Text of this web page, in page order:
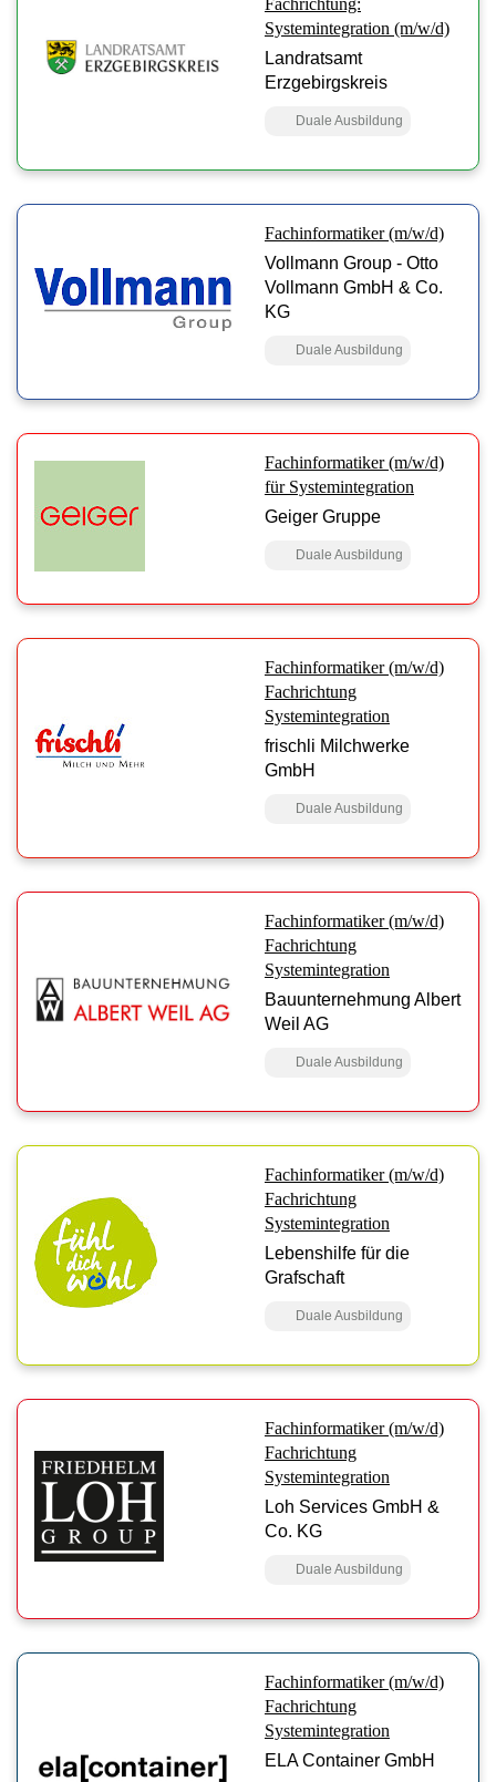
Fachrichtung:
Systemintegration (m/w/d)
Landratsamt
Erzgebirgskreis
Duale Ausbildung
Fachinformatiker (m/w/d)
Vollmann Group - Otto
Vollmann GmbH & Co.
KG
Duale Ausbildung
Fachinformatiker (m/w/d)
für Systemintegration
Geiger Gruppe
Duale Ausbildung
Fachinformatiker (m/w/d)
Fachrichtung
Systemintegration
frischli Milchwerke
GmbH
Duale Ausbildung
Fachinformatiker (m/w/d)
Fachrichtung
Systemintegration
Bauunternehmung Albert
Weil AG
Duale Ausbildung
Fachinformatiker (m/w/d)
Fachrichtung
Systemintegration
Lebenshilfe für die
Grafschaft
Duale Ausbildung
Fachinformatiker (m/w/d)
Fachrichtung
Systemintegration
Loh Services GmbH &
Co. KG
Duale Ausbildung
Fachinformatiker (m/w/d)
Fachrichtung
Systemintegration
ELA Container GmbH